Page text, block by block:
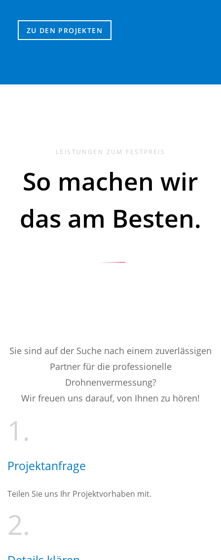
ZU DEN PROJEKTEN
LEISTUNGEN ZUM FESTPREIS
So machen wir
das am Besten.
Sie sind auf der Suche nach einem zuverlässigen
Partner für die professionelle
Drohnenvermessung?
Wir freuen uns darauf, von Ihnen zu hören!
1.
Projektanfrage
Teilen Sie uns Ihr Projektvorhaben mit.
2.